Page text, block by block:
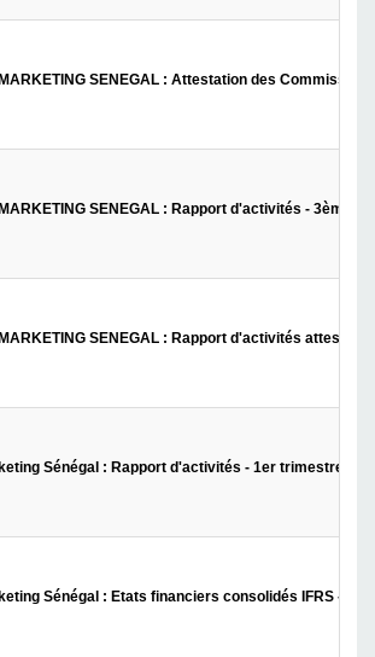
MARKETING SENEGAL : Attestation des
SENEGAL : Rapport d'activités - 3ème
MARKETING SENEGAL : Rapport d'activités attesté
Sénégal : Rapport d'activités - 1er trimestre
Sénégal : Etats financiers consolidés IFRS -